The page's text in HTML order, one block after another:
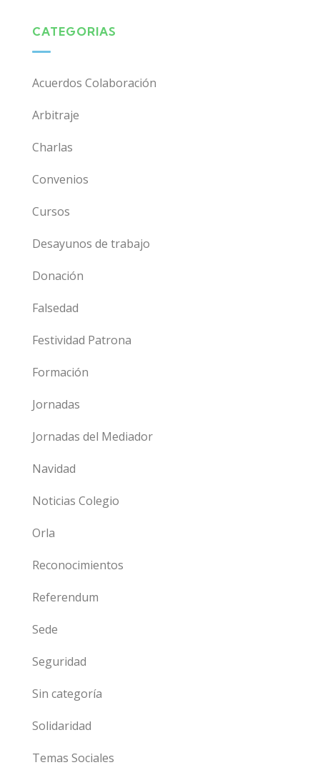
CATEGORIAS
Acuerdos Colaboración
Arbitraje
Charlas
Convenios
Cursos
Desayunos de trabajo
Donación
Falsedad
Festividad Patrona
Formación
Jornadas
Jornadas del Mediador
Navidad
Noticias Colegio
Orla
Reconocimientos
Referendum
Sede
Seguridad
Sin categoría
Solidaridad
Temas Sociales